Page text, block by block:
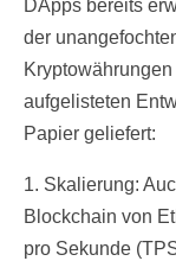
DApps bereits
der
aufgelisteten
Papier geliefert:
1. Skalierung:
Blockchain von
pro Sekunde